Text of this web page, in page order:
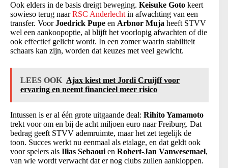
Ook elders in de basis dreigt beweging. Keisuke Goto keert
sowieso terug naarRSC Anderlecht in afwachting van een
transfer. VoorJoedrick Pupe en Arbnor Muja heeft STVV
wel een aankoopoptie, al blijft het voorlopig afwachten of die
ook effectief gelicht wordt. In een zomer waarin stabiliteit
schaars kan zijn, worden dat keuzes met veel gewicht.
LEES OOK Ajax kiest met Jordi Cruijff voor
ervaring en neemt financieel meer risico
Intussen is er al één grote uitgaande deal: Rihito Yamamoto
trekt voor om en bij de acht miljoen euro naar Freiburg. Dat
bedrag geeft STVV ademruimte, maar het zet tegelijk de
toon. Succes werkt nu eenmaal als etalage, en dat geldt ook
voor spelers als Ilias Sebaoui en Robert-Jan Vanwesemael,
van wie wordt verwacht dat er nog clubs zullen aankloppen.